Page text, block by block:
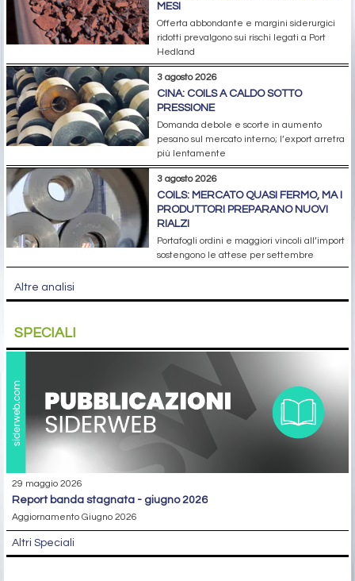
MESI
Offerta abbondante e margini siderurgici
ridotti prevalgono sui rischi legati a Port
Hedland
3 agosto 2026
CINA: COILS A CALDO SOTTO
PRESSIONE
Domanda debole e scorte in aumento
pesano sul mercato interno; l’export arretra
più lentamente
3 agosto 2026
COILS: MERCATO QUASI FERMO, MA I
PRODUTTORI PREPARANO NUOVI
RIALZI
Portafogli ordini e maggiori vincoli all’import
sostengono le attese per settembre
Altre analisi
SPECIALI
29 maggio 2026
report banda stagnata - giugno 2026
Aggiornamento Giugno 2026
Altri Speciali